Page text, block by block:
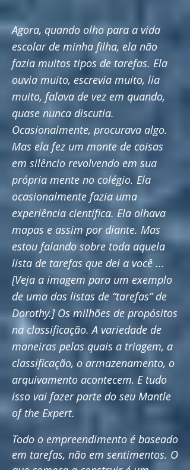
Agora, quando olho para a vida
escolar de minha filha, ela não
fazia muitos tipos de tarefas. Ela
ouvia muito, escrevia muito, lia
muito, falava de vez em quando,
quase nunca discutia.
Ocasionalmente, procurava algo.
Mas ela fez um monte de coisas
em silêncio revolvendo em sua
própria mente no colégio. Ela
ocasionalmente fazia uma
experiência científica. Ela olhava
mapas e assim por diante. Mas
estou falando sobre toda aquela
lista de tarefas que dei a você ...
[Veja a imagem para um exemplo
de uma das listas de “tarefas” de
Dorothy.] Os milhões de propósitos
na classificação. A variedade de
maneiras pelas quais a triagem, a
classificação, o armazenamento, o
arquivamento acontecem. E tudo
isso vai fazer parte do seu Mantle
of the Expert.
Todo o empreendimento é baseado
em tarefas, não em sentimentos. O